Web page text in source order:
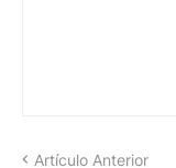
Artículo Anterior